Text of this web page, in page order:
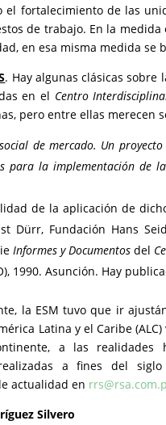
el fortalecimiento de las
de trabajo. En la
en esa misma medida
. Hay algunas clásicas sobre
en el Centro
pero entre ellas merecen
de mercado. Un
para la implementación de
de la aplicación de
Dürr, Fundación Hans
Informes y Documentos del
1990. Asunción. Hay
la ESM tuvo que ir
Latina y el Caribe
a las realidades
a fines del
actualidad en
Silvero